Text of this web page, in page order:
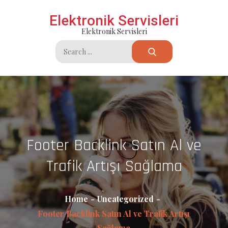
Elektronik Servisleri
Elektronik Servisleri
Search
for:
Footer Backlink Satın Al ve
Trafik Artışı Sağlama
Home
Uncategorized
Footer Backlink Satın Al ve Trafik Artışı